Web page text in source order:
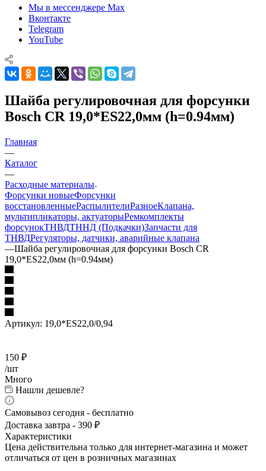
Мы в мессенджере Max
Вконтакте
Telegram
YouTube
Шайба регулировочная для форсунки
Bosch CR 19,0*ES22,0мм (h=0.94мм)
Главная
—
Каталог
—
Расходные материалы
Форсунки новыеФорсунки
восстановленныеРаспылителиРазноеКлапана,
мультипликаторы, актуаторыРемкомплекты
форсунокТНВДТННД (Подкачки)Запчасти для
ТНВДРегуляторы, датчики, аварийные клапана
—Шайба регулировочная для форсунки Bosch CR
19,0*ES22,0мм (h=0.94мм)
Артикул: 19,0*ES22,0/0,94
150 ₽
/шт
Много
Нашли дешевле?
Самовывоз сегодня - бесплатно
Доставка завтра - 390 ₽
Характеристики
Цена действительна только для интернет-магазина и может
отличаться от цен в розничных магазинах